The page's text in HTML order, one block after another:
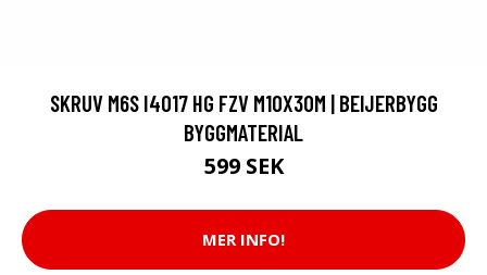
SKRUV M6S I4017 HG FZV M10X30M | BEIJERBYGG
BYGGMATERIAL
599 SEK
MER INFO!